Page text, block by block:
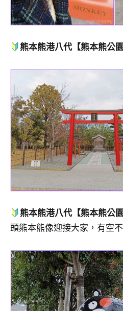
熊本熊港八代【熊本熊公園
熊本熊港八代【熊本熊公園
頭熊本熊像迎接大家，有空